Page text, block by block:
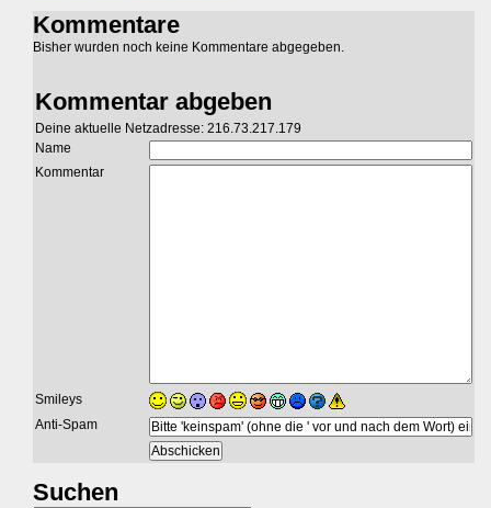
Kommentare
Bisher wurden noch keine Kommentare abgegeben.
Kommentar abgeben
Deine aktuelle Netzadresse: 216.73.217.179
Name
Kommentar
Smileys
Anti-Spam
Suchen